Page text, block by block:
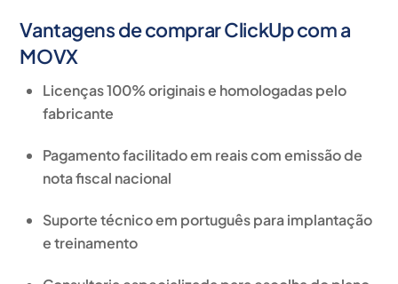
Vantagens de comprar ClickUp com a
MOVX
Licenças 100% originais e homologadas pelo
fabricante
Pagamento facilitado em reais com emissão de
nota fiscal nacional
Suporte técnico em português para implantação
e treinamento